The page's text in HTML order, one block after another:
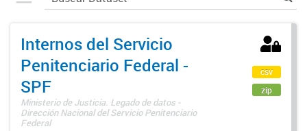
Internos del Servicio
Penitenciario Federal -
SPF
Ministerio de Justicia. Legado de datos -
Dirección Nacional del Servicio Penitenciario
Federal
csv
zip